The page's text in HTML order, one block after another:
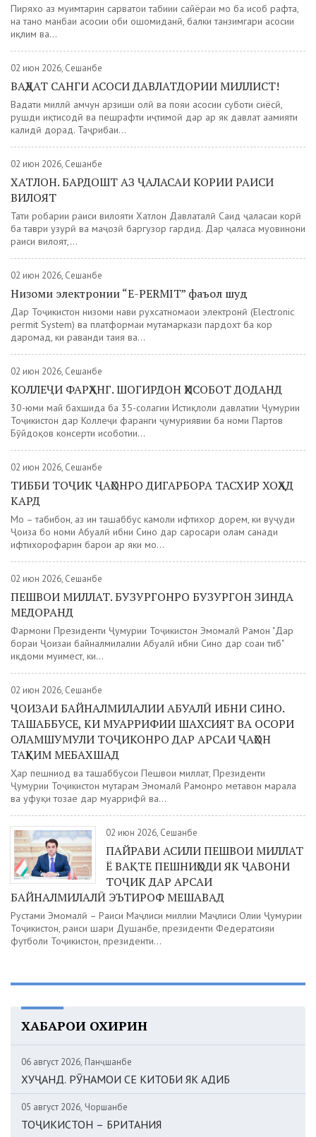
Пиряхҳо аз муҳимтарин сарватҳои табиии сайёраи мо ба ҳисоб рафта,
на танҳо манбаи асосии оби ошомиданӣ, балки танзимгари асосии
иқлим ва...
02 июн 2026, Сешанбе
ВАҲДАТ САНГИ АСОСИ ДАВЛАТДОРИИ МИЛЛИСТ!
Ваҳдати миллӣ ҳамчун арзиши олӣ ва пояи асосии суботи сиёсӣ,
рушди иқтисодӣ ва пешрафти иҷтимоӣ дар ҳар як давлат аҳамияти
калидӣ дорад. Таҷрибаи...
02 июн 2026, Сешанбе
ХАТЛОН. БАРДОШТ АЗ ҶАЛАСАИ КОРИИ РАИСИ
ВИЛОЯТ
Таҳти роҳбарии раиси вилояти Хатлон Давлаталӣ Саид ҷаласаи корӣ
ба таври ҳузурӣ ва маҷозӣ баргузор гардид. Дар ҷаласа муовинони
раиси вилоят,...
02 июн 2026, Сешанбе
Низоми электронии “E-PERMIT” фаъол шуд
Дар Тоҷикистон низоми нави рухсатномаҳои электронӣ (Electronic
permit System) ва платформаи мутамаркази пардохт ба кор
даромад, ки раванди таҳия ва...
02 июн 2026, Сешанбе
КОЛЛЕҶИ ФАРҲАНГ. ШОГИРДОН ҲИСОБОТ ДОДАНД
30-юми май бахшида ба 35-солагии Истиқлоли давлатии Ҷумҳурии
Тоҷикистон дар Коллеҷи фарҳанги ҷумҳуриявии ба номи Партов
Бӯйдоқов консерти ҳисоботии...
02 июн 2026, Сешанбе
ТИББИ ТОҶИК ҶАҲОНРО ДИГАРБОРА ТАСХИР ХОҲАД
КАРД
Мо – табибон, аз ин ташаббус камоли ифтихор дорем, ки вуҷуди
Ҷоиза бо номи Абуалӣ ибни Сино дар саросари олам санади
ифтихорофарин барои ҳар яки мо...
02 июн 2026, Сешанбе
ПЕШВОИ МИЛЛАТ. БУЗУРГОНРО БУЗУРГОН ЗИНДА
МЕДОРАНД
Фармони Президенти Ҷумҳурии Тоҷикистон Эмомалӣ Раҳмон "Дар
бораи Ҷоизаи байналмилалии Абуалӣ ибни Сино дар соҳаи тиб"
иқдоми муҳимест, ки...
02 июн 2026, Сешанбе
ҶОИЗАИ БАЙНАЛМИЛАЛИИ АБУАЛӢ ИБНИ СИНО.
ТАШАББУСЕ, КИ МУАРРИФИИ ШАХСИЯТ ВА ОСОРИ
ОЛАМШУМУЛИ ТОҶИКОНРО ДАР АРСАИ ҶАҲОН
ТАҲКИМ МЕБАХШАД
Ҳар пешниҳод ва ташаббусҳои Пешвои миллат, Президенти
Ҷумҳурии Тоҷикистон муҳтарам Эмомалӣ Раҳмонро метавон марҳала
ва уфуқи тозае дар муаррифӣ ва...
02 июн 2026, Сешанбе
ПАЙРАВИ АСИЛИ ПЕШВОИ МИЛЛАТ
Ё ВАҚТЕ ПЕШНИҲОДИ ЯК ҶАВОНИ
ТОҶИК ДАР АРСАИ
БАЙНАЛМИЛАЛӢ ЭЪТИРОФ МЕШАВАД
Рустами Эмомалӣ – Раиси Маҷлиси миллии Маҷлиси Олии Ҷумҳурии
Тоҷикистон, раиси шаҳри Душанбе, президенти Федератсияи
футболи Тоҷикистон, президенти...
ХАБАРҲОИ ОХИРИН
06 август 2026, Панҷшанбе
ХУҶАНД. РӮНАМОИ СЕ КИТОБИ ЯК АДИБ
05 август 2026, Чоршанбе
ТОҶИКИСТОН – БРИТАНИЯ